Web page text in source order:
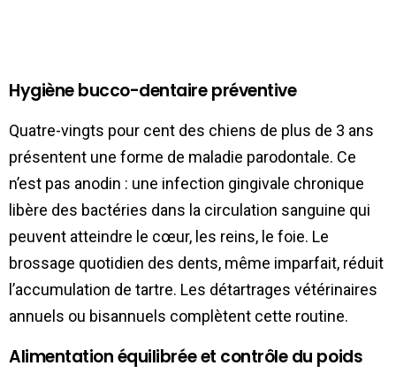
Hygiène bucco-dentaire préventive
Quatre-vingts pour cent des chiens de plus de 3 ans
présentent une forme de maladie parodontale. Ce
n’est pas anodin : une infection gingivale chronique
libère des bactéries dans la circulation sanguine qui
peuvent atteindre le cœur, les reins, le foie. Le
brossage quotidien des dents, même imparfait, réduit
l’accumulation de tartre. Les détartrages vétérinaires
annuels ou bisannuels complètent cette routine.
Alimentation équilibrée et contrôle du poids